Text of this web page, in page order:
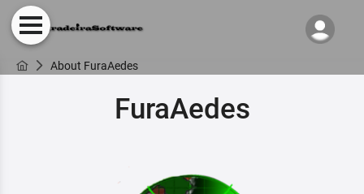
About FuraAedes
FuraAedes